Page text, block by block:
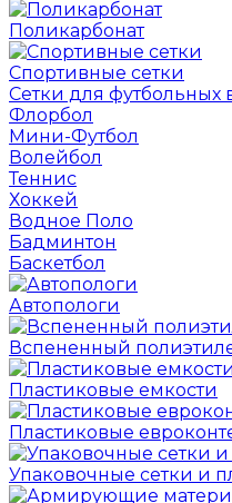
Поликарбонат
Спортивные сетки
Сетки для футбольных
Флорбол
Мини-Футбол
Волейбол
Теннис
Хоккей
Водное Поло
Бадминтон
Баскетбол
Автопологи
Вспененный
Пластиковые емкости
Пластиковые
Упаковочные сетки и